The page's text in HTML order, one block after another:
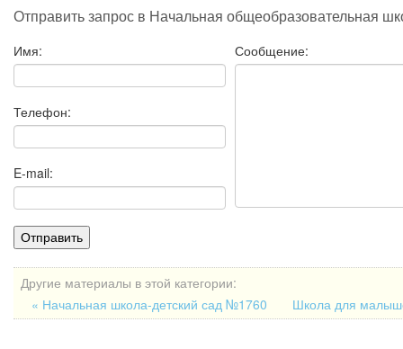
Отправить запрос в Начальная общеобразовательная
Имя:
Телефон:
E-mail:
Сообщение:
Другие материалы в этой категории:
« Начальная школа-детский сад №1760
Школа для